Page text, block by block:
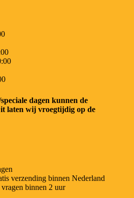
dagen kunnen de
laten wij vroegtijdig op de
verzending binnen Nederland
binnen 2 uur